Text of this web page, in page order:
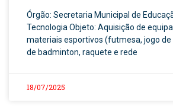
Órgão: Secretaria Municipal de
Tecnologia Objeto: Aquisição de
materiais esportivos (futmesa, jogo de
de badminton, raquete e rede
18/07/2025